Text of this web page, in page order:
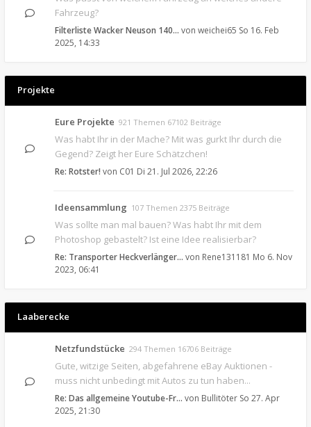
Fahrzeug?
Filterliste Wacker Neuson 140… von weichei65 So 16. Feb
2025, 14:33
Projekte
Eure Projekte 921 Themen 67102 Beiträge
Was habt Ihr in der Mache? Mit was gurkt Ihr durch die
Gegend? Zeigt her Eure Schätzchen!
Re: Rotster! von C01 Di 21. Jul 2026, 22:26
Ideensammlung 107 Themen 2375 Beiträge
Was sollte man mal bauen? Was habt Ihr mit dem
Photoshop gebastelt? Ist eine Idee realisierbar?
Re: Transporter Heckverlänger… von Rene131181 Mo 6. Nov
2023, 06:41
Laaberecke
Netzfundstücke 294 Themen 16706 Beiträge
Gute, witzige Seiten, abgefahrene eBay Auktionen -
muss nicht unbedingt mit Autos zu tun haben...
Re: Das allgemeine Youtube-Fr… von Bullitöter So 27. Apr
2025, 21:30